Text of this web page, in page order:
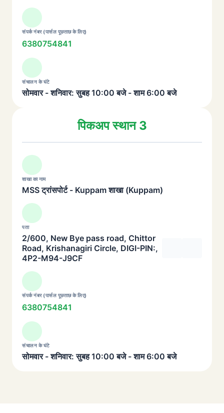
संपर्क नंबर (पार्सल पूछताछ के लिए)
6380754841
संचालन के घंटे
सोमवार - शनिवार: सुबह 10:00 बजे - शाम 6:00 बजे
पिकअप स्थान 3
शाखा का नाम
MSS ट्रांसपोर्ट - Kuppam शाखा (Kuppam)
पता
2/600, New Bye pass road, Chittor
Road, Krishanagiri Circle, DIGI-PIN:,
4P2-M94-J9CF
संपर्क नंबर (पार्सल पूछताछ के लिए)
6380754841
संचालन के घंटे
सोमवार - शनिवार: सुबह 10:00 बजे - शाम 6:00 बजे